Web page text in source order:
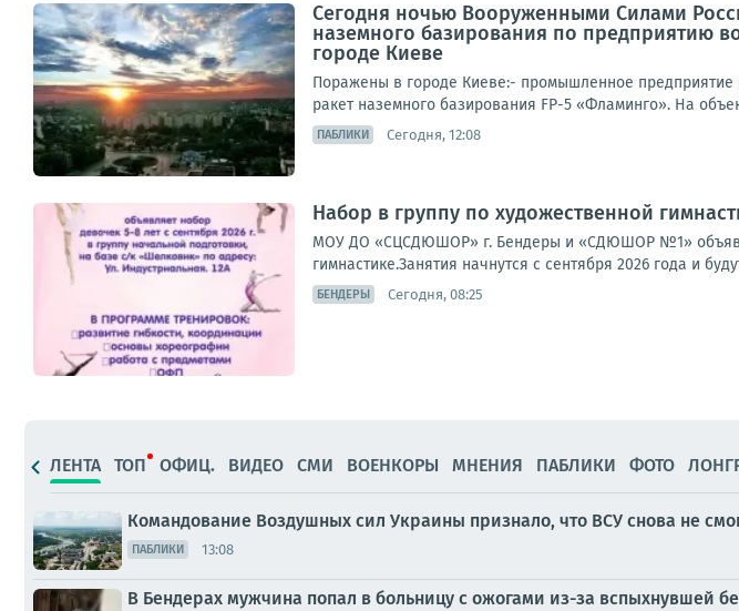
Сегодня ночью Вооруженными Силами
наземного базирования по предприятию
городе Киеве
Поражены в городе Киеве:- промышленное
ракет наземного базирования FP-5 «Фламинго». На
ПАБЛИКИ Сегодня, 12:08
Набор в группу по художественной
МОУ ДО «СЦСДЮШОР» г. Бендеры и «СДЮШОР №1»
гимнастике.Занятия начнутся с сентября 2026 года и
БЕНДЕРЫ Сегодня, 08:25
ЛЕНТА ТОП ОФИЦ. ВИДЕО СМИ ВОЕНКОРЫ МНЕНИЯ ПАБЛИКИ ФОТО
Командование Воздушных сил Украины признало, что ВСУ снова не
ПАБЛИКИ 13:08
В Бендерах мужчина попал в больницу с ожогами из-за вспыхнувшей